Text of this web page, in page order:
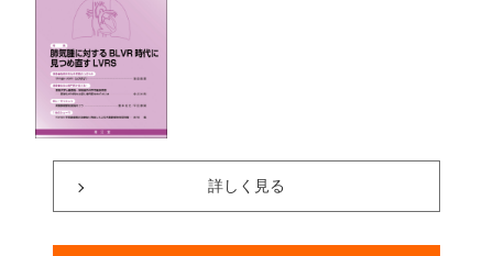
詳しく見る